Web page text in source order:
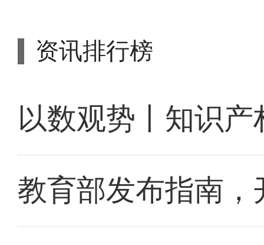
资讯排行榜
以数观势丨知识
教育部发布指南